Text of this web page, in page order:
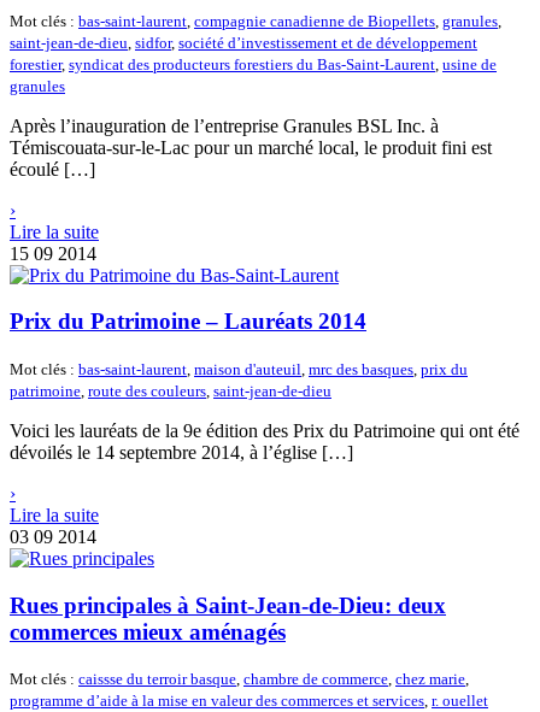
Mot clés : bas-saint-laurent compagnie canadienne de Biopellets granules
saint-jean-de-dieu sidfor, société d’investissement et de développement
forestier, syndicat des producteurs forestiers du Bas-Saint-Laurent usine de
granules
Après l’inauguration de l’entreprise Granules BSL Inc. à
Témiscouata-sur-le-Lac pour un marché local, le produit fini est
écoulé […]
›
Lire la suite
15 09 2014
Prix du Patrimoine – Lauréats 2014
Mot clés : bas-saint-laurent, maison d'auteuil, mrc des basques, prix du
patrimoine, route des couleurs, saint-jean-de-dieu
Voici les lauréats de la 9e édition des Prix du Patrimoine qui ont été
dévoilés le 14 septembre 2014, à l’église […]
›
Lire la suite
03 09 2014
Rues principales à Saint-Jean-de-Dieu: deux
commerces mieux aménagés
Mot clés : caissse du terroir basque, chambre de commerce, chez marie,
programme d’aide à la mise en valeur des commerces et services, r. ouellet